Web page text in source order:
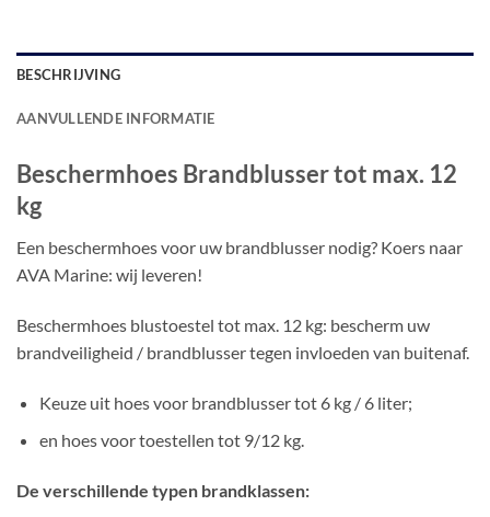
BESCHRIJVING
AANVULLENDE INFORMATIE
Beschermhoes Brandblusser tot max. 12
kg
Een beschermhoes voor uw brandblusser nodig? Koers naar
AVA Marine: wij leveren!
Beschermhoes blustoestel tot max. 12 kg: bescherm uw
brandveiligheid / brandblusser tegen invloeden van buitenaf.
Keuze uit hoes voor brandblusser tot 6 kg / 6 liter;
en hoes voor toestellen tot 9/12 kg.
De verschillende typen brandklassen: